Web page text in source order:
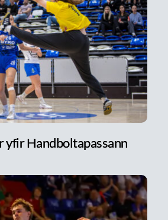
yfir Handboltapassann